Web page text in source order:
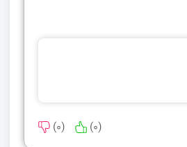
(
0
) (
0
)